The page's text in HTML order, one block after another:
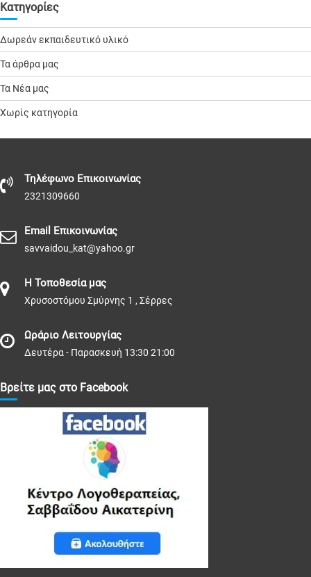
Kατηγορίες
Δωρεάν εκπαιδευτικό υλικό
Τα άρθρα μας
Τα Νέα μας
Χωρίς κατηγορία
Τηλέφωνo Επικοινωνίας
2321309660
Email Επικοινωνίας
savvaidou_kat@yahoo.gr
Η Τοποθεσία μας
Χρυσοστόμου Σμύρνης 1 , Σέρρες
Ωράριο Λειτουργίας
Δευτέρα - Παρασκευή 13:30 21:00
Βρείτε μας στο Facebook